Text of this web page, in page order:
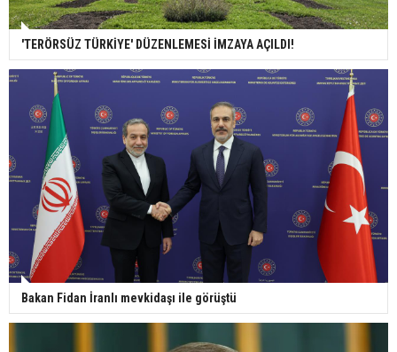
'TERÖRSÜZ TÜRKİYE' DÜZENLEMESİ İMZAYA AÇILDI!
Bakan Fidan İranlı mevkidaşı ile görüştü